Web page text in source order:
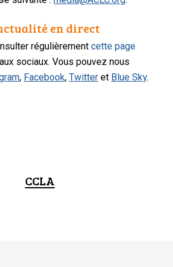
en direct
régulièrementcette page
sociaux. Vous pouvez nous
, Facebook,Twitter et Blue Sky.
CCLA